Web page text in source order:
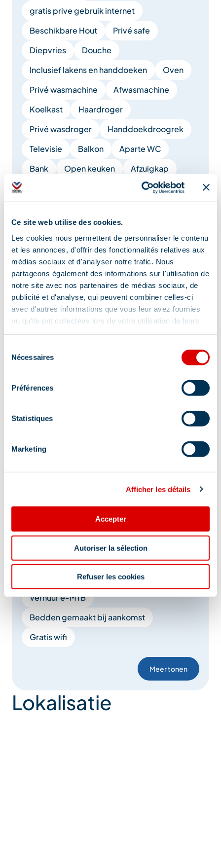
Ce site web utilise des cookies.
Les cookies nous permettent de personnaliser le contenu
et les annonces, d'offrir des fonctionnalités relatives aux
médias sociaux et d'analyser notre trafic. Nous
partageons également des informations sur l'utilisation de
notre site avec nos partenaires de médias sociaux, de
publicité et d'analyse, qui peuvent combiner celles-ci
avec d'autres informations que vous leur avez fournies
ou qu'ils ont collectées lors de votre utilisation de leurs
Nécessaires
Préférences
Statistiques
Marketing
Afficher les détails
Accepter
Autoriser la sélection
Refuser les cookies
gratis prive gebruik internet
Beschikbare Hout
Privé safe
Diepvries
Douche
Inclusief lakens en handdoeken
Oven
Privé wasmachine
Afwasmachine
Koelkast
Haardroger
Privé wasdroger
Handdoekdroogrek
Televisie
Balkon
Aparte WC
Bank
Open keuken
Afzuigkap
Living / eetkamer
Strijkijzer en -plank
Babybed
Kinderstoel
Gezinskamer
4 badkamers (privé)
Draadloze luidspreker
Inductie kookplaat
Koffiezetapparaat
Ketel
Koffiezetapparaat
Dekbed
Meer tonen
Toeristische documentatie
Schoonmaken einde verblijf
Reserveren diensten
Mountainbikeverhuur
Verhuur e-bikes
Verhuur e-MTB
Bedden gemaakt bij aankomst
Gratis wifi
Meer tonen
Lokalisatie